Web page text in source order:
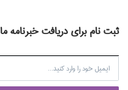
ثبت نام برای دریافت خبرنامه ما